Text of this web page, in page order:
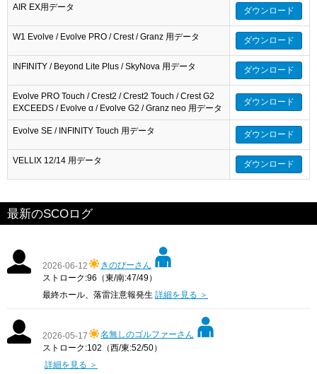
AIR EX用データ ダウンロード
W1 Evolve / Evolve PRO / Crest / Granz 用データ ダウンロード
INFINITY / Beyond Lite Plus / SkyNova 用データ ダウンロード
Evolve PRO Touch / Crest2 / Crest2 Touch / Crest G2
EXCEEDS / Evolve α / Evolve G2 / Granz neo 用データ
ダウンロード
Evolve SE / INFINITY Touch 用データ ダウンロード
VELLIX 12/14 用データ ダウンロード
最新のSCOログ
2026-06-12
きのぴーさん
ストローク:96（東/南:47/49）
最終ホール、落雷注意報発生 詳細を見る ＞
2026-05-17
名無しのゴルファーさん
ストローク:102（西/東:52/50）
詳細を見る ＞